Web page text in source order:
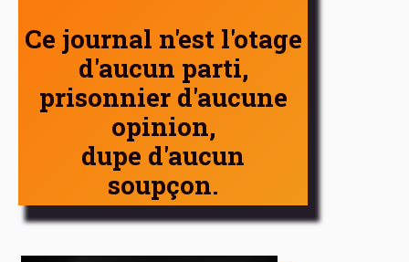
Ce journal n'est l'otage
d'aucun parti,
prisonnier d'aucune
opinion,
dupe d'aucun
soupçon.